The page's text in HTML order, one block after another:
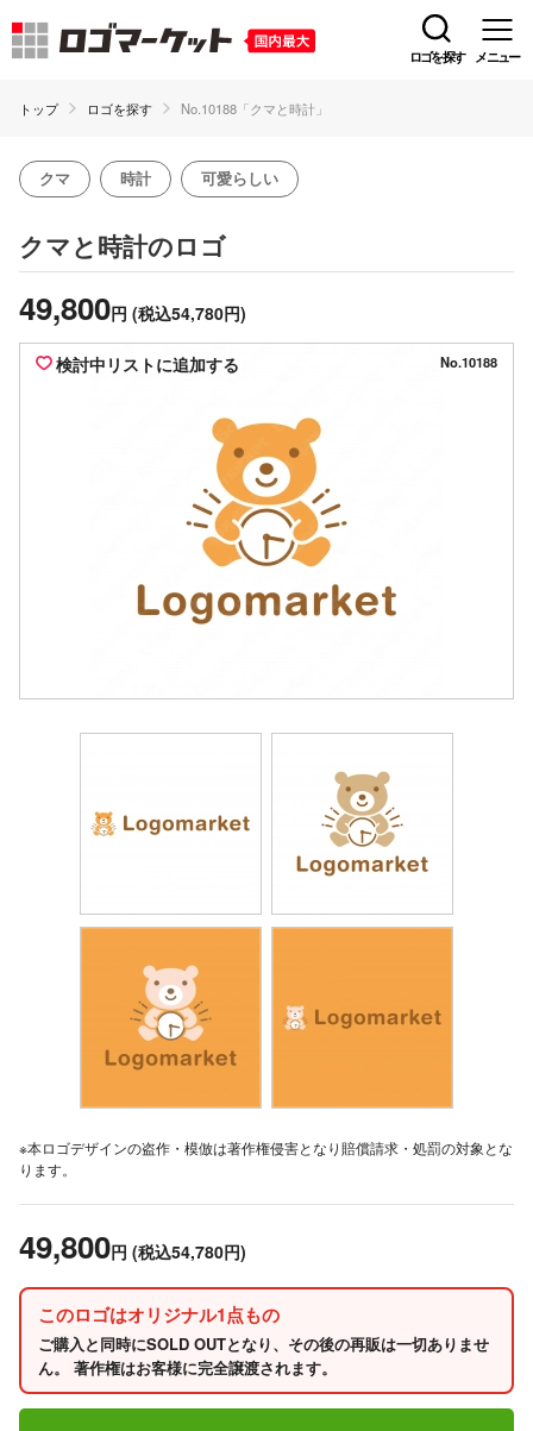
ロゴを探す メニュー
トップ ロゴを探す No.10188「クマと時計」
クマ 時計 可愛らしい
クマと時計のロゴ
49,800円 (税込54,780円)
検討中リストに追加する No.10188
※本ロゴデザインの盗作・模倣は著作権侵害となり賠償請求・処罰の対象とな
ります。
49,800円 (税込54,780円)
このロゴはオリジナル1点もの
ご購入と同時にSOLD OUTとなり、その後の再販は一切ありませ
ん。 著作権はお客様に完全譲渡されます。